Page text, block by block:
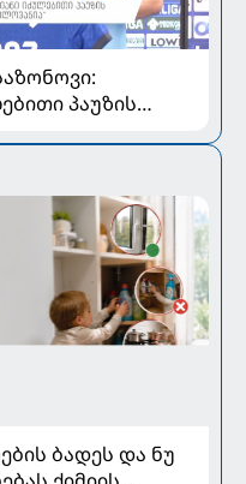
პაუზის
ბადეს და ნუ